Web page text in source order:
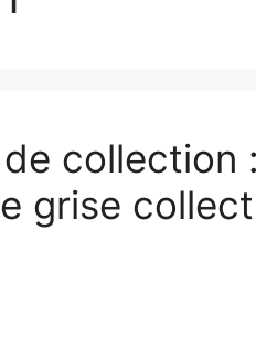
collection :
grise